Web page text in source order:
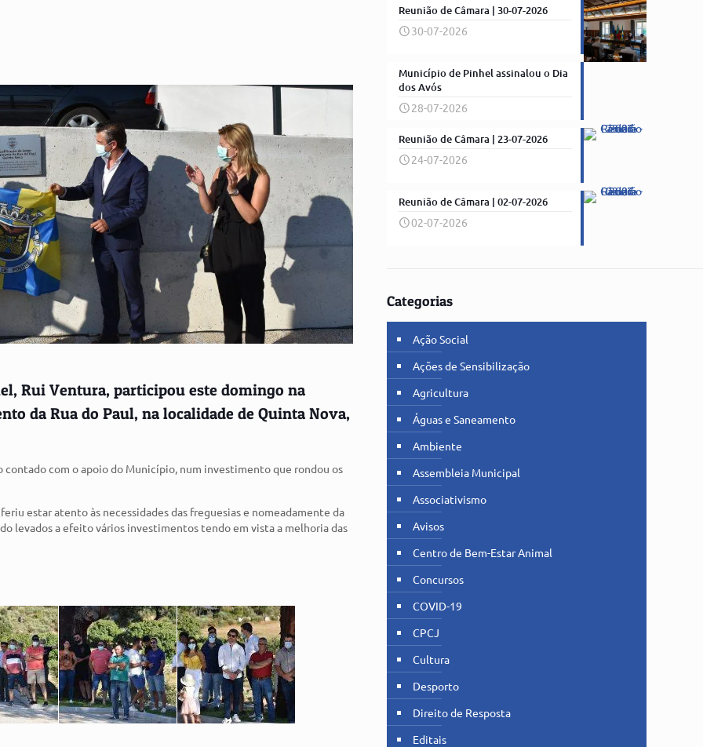
Rui Ventura, participou este domingo na
da Rua do Paul, na localidade de Quinta Nova,
contado com o apoio do Município, num investimento que rondou os
estar atento às necessidades das freguesias e nomeadamente da
levados a efeito vários investimentos tendo em vista a melhoria das
Reunião de Câmara | 30-07-2026
30-07-2026
Município de Pinhel assinalou o Dia
dos Avós
28-07-2026
Reunião de Câmara | 23-07-2026
24-07-2026
Reunião de Câmara | 02-07-2026
02-07-2026
Categorias
Ação Social
Ações de Sensibilização
Agricultura
Águas e Saneamento
Ambiente
Assembleia Municipal
Associativismo
Avisos
Centro de Bem-Estar Animal
Concursos
COVID-19
CPCJ
Cultura
Desporto
Direito de Resposta
Editais